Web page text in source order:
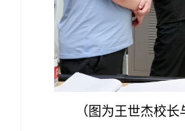
（图为王世杰校长